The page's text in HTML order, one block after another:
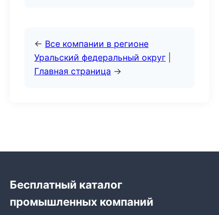
← Все компании в регионе
Уральский федеральный округ
Главная страница →
Бесплатный каталог
промышленных компаний